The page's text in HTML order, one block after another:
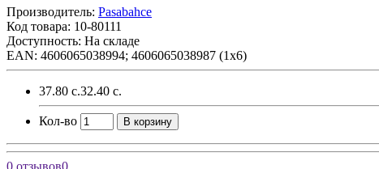
Производитель: Pasabahce
Код товара: 10-80111
Доступность: На складе
EAN: 4606065038994; 4606065038987 (1х6)
37.80 с.32.40 с.
Кол-во В корзину
0 отзывов0